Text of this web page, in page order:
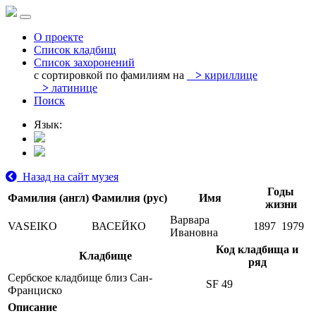
О проекте
Список кладбищ
Список захоронений
с сортировкой по фамилиям на
> кириллице
> латинице
Поиск
Язык:
Назад на сайт музея
Фамилия (англ) Фамилия (рус) Имя
Годы
жизни
VASEIKO
ВАСЕЙКО
Варвара
Ивановна
1897 1979
Кладбище
Код кладбища и
ряд
Сербское кладбище близ Сан-
Франциско
SF 49
Описание